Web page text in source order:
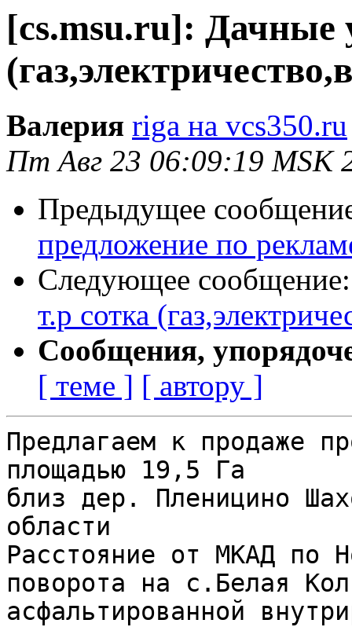
[cs.msu.ru]: Дачные
Валерия riga на vcs350.ru
Пт Авг 23 06:09:19 MSK
Предыдущее
предложение по
Следующее
т.р сотка
Сообщения,
[ теме ] [ автору ]
Предлагаем к продаже
площадью 19,5 Га
близ дер. Пленицино
области
Расстояние от МКАД по
поворота на с.Белая
асфальтированной